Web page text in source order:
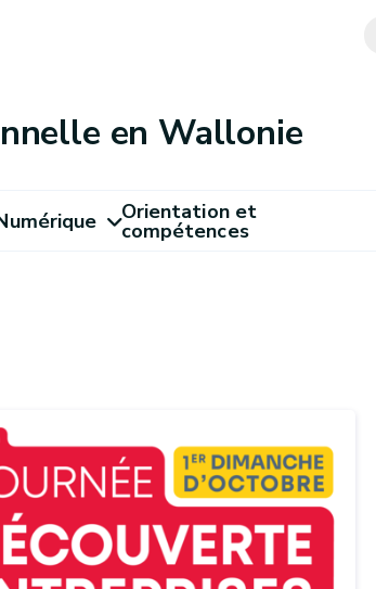
en Wallonie
Orientation et
compétences